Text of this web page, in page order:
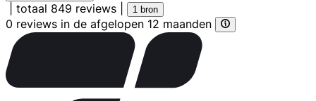
totaal 849 reviews 1 bron
0 reviews in de afgelopen 12 maanden